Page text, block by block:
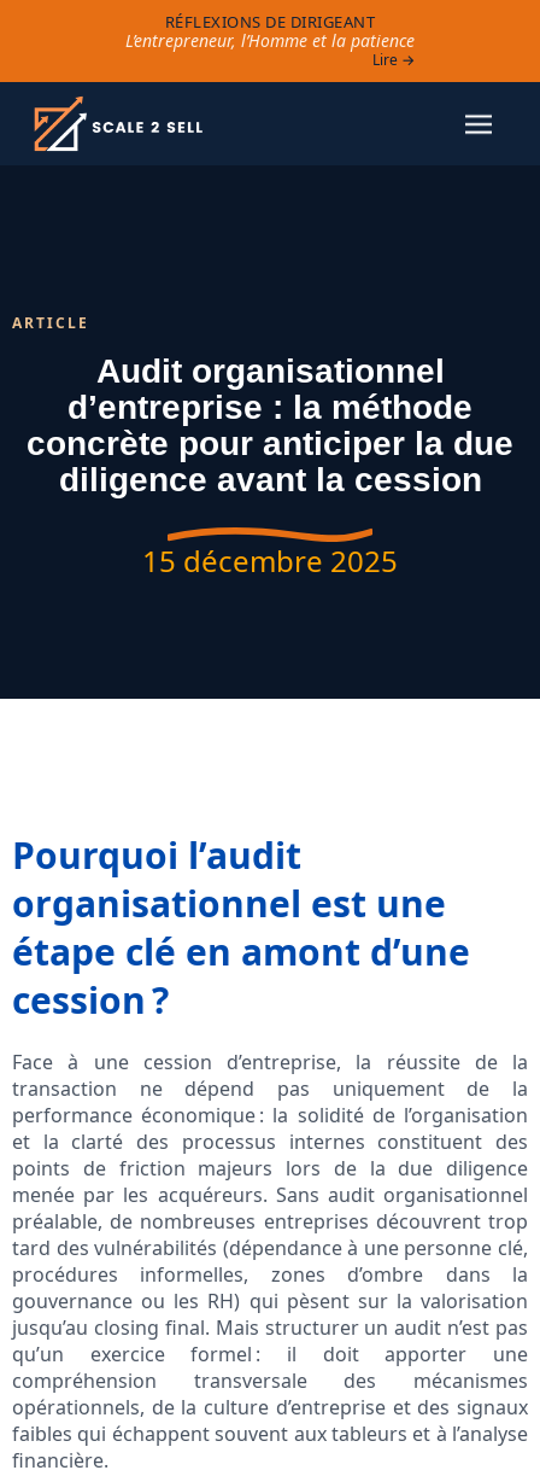
RÉFLEXIONS DE DIRIGEANT
L’entrepreneur, l’Homme et la patience
Lire →
ARTICLE
Audit organisationnel
d’entreprise : la méthode
concrète pour anticiper la due
diligence avant la cession
15 décembre 2025
Pourquoi l’audit
organisationnel est une
étape clé en amont d’une
cession ?
Face à une cession d’entreprise, la réussite de la
transaction ne dépend pas uniquement de la
performance économique : la solidité de l’organisation
et la clarté des processus internes constituent des
points de friction majeurs lors de la due diligence
menée par les acquéreurs. Sans audit organisationnel
préalable, de nombreuses entreprises découvrent trop
tard des vulnérabilités (dépendance à une personne clé,
procédures informelles, zones d’ombre dans la
gouvernance ou les RH) qui pèsent sur la valorisation
jusqu’au closing final. Mais structurer un audit n’est pas
qu’un exercice formel : il doit apporter une
compréhension transversale des mécanismes
opérationnels, de la culture d’entreprise et des signaux
faibles qui échappent souvent aux tableurs et à l’analyse
financière.